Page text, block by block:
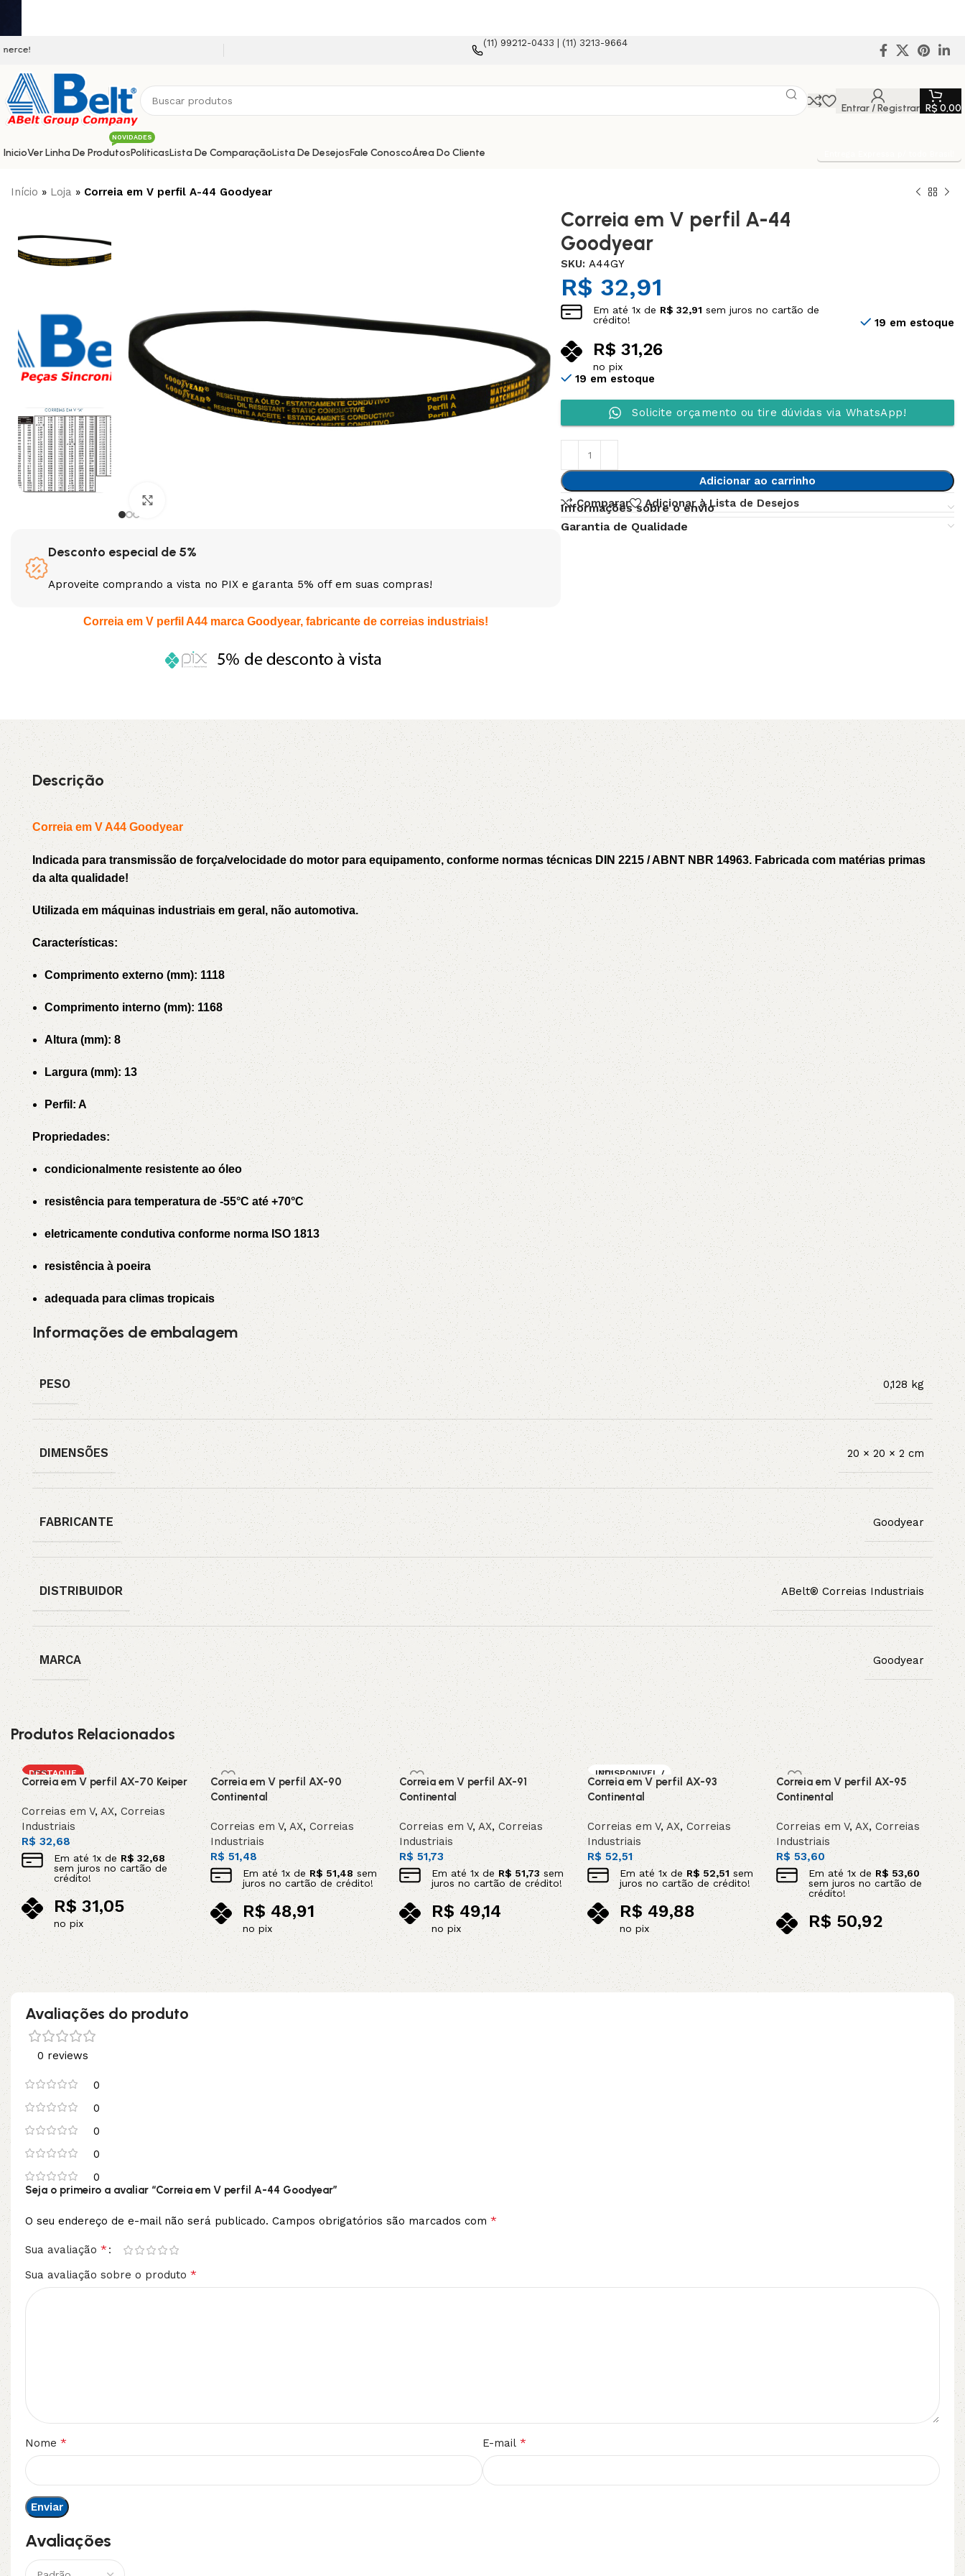
(11) 99212-0433 | (11) 3213-9664
Entrar / Registrar R$ 0,00
InicioVer Linha De Produtos
NOVIDADES
3VX 5V
CX D PJ PJ PK PK
PL SPA SPB SPZ
XPA XPB XPZ ZX
PolíticasLista De ComparaçãoLista De DesejosFale ConoscoÁrea Do Cliente
Início » Loja » Correia em V perfil A-44 Goodyear
Desconto especial de 5%
Aproveite comprando a vista no PIX e garanta 5% off em suas compras!
Correia em V perfil A44 marca Goodyear, fabricante de correias industriais!
Correia em V perfil A-44
Goodyear
SKU:A44GY
R$ 32,91
Em até1x de R$ 32,91 sem juros no cartão de
crédito!
R$ 31,26
no pix
19 em estoque
19 em estoque
Solicite orçamento ou tire dúvidas via WhatsApp!
Adicionar ao carrinho
Comparar
Adicionar à Lista de Desejos
Informações sobre o envio
Garantia de Qualidade
Descrição
Correia em V A44 Goodyear
Indicada para transmissão de força/velocidade do motor para equipamento, conforme normas técnicas DIN 2215 / ABNT NBR 14963. Fabricada com matérias primas
da alta qualidade!
Utilizada em máquinas industriais em geral, não automotiva.
Características:
Comprimento externo (mm): 1118
Comprimento interno (mm): 1168
Altura (mm): 8
Largura (mm): 13
Perfil: A
Propriedades:
condicionalmente resistente ao óleo
resistência para temperatura de -55°C até +70°C
eletricamente condutiva conforme norma ISO 1813
resistência à poeira
adequada para climas tropicais
Informações de embalagem
PESO 0,128 kg
DIMENSÕES 20 × 20 × 2 cm
FABRICANTE Goodyear
DISTRIBUIDOR ABelt® Correias Industriais
MARCA Goodyear
Produtos Relacionados
DESTAQUE
Correia em V perfil AX-70 Keiper
Correias em V,AX,Correias
Industriais
R$32,68
Em até1x de R$32,68
sem juros no cartão de
crédito!
R$31,05
no pix
Adicionar ao carrinho
Correia em V perfil AX-90
Continental
Correias em V,AX,Correias
Industriais
R$51,48
Em até 1x de R$51,48 sem
juros no cartão de crédito!
R$48,91
no pix
Adicionar ao carrinho
Correia em V perfil AX-91
Continental
Correias em V, AX, Correias
Industriais
R$ 51,73
Em até 1x de R$ 51,73sem
juros no cartão de crédito!
R$49,14
no pix
Adicionar ao carrinho
INDISPONIVEL /
SOB ENCOMEN
DA
Correia em V perfil AX-93
Continental
Correias em V,AX,Correias
Industriais
R$52,51
Em até1x deR$ 52,51 sem
juros no cartão de crédito!
R$49,88
no pix
Leia mais
Correia em V perfil AX-95
Continental
Correias em V,AX,Correias
Industriais
R$ 53,60
Em até1x deR$ 53,60
sem juros no cartão de
crédito!
R$ 50,92
no pix
Adicionar ao carrinho
Avaliações do produto
0 reviews
0
0
0
0
0
Avaliações
Seja o primeiro a avaliar “Correia em V perfil A-44 Goodyear”
O seu endereço de e-mail não será publicado. Campos obrigatórios são marcados com *
Sua avaliação *
Sua avaliação sobre o produto *
Nome * E-mail *